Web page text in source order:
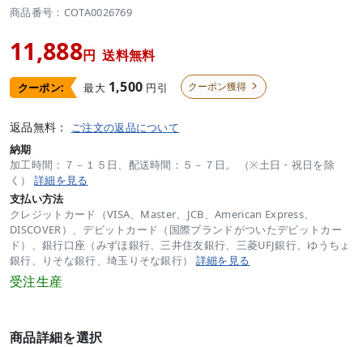
商品番号：COTA0026769
11,888円 送料無料
クーポン: 最大 1,500 円引 クーポン獲得 
返品無料： ご注文の返品について
納期
加工時間：７－１５日、配送時間：５－７日。 （※土日・祝日を除
く） 詳細を見る
支払い方法
クレジットカード（VISA、Master、JCB、American Express、
DISCOVER）、デビットカード（国際ブランドがついたデビットカー
ド）、銀行口座（みずほ銀行、三井住友銀行、三菱UFJ銀行、ゆうちょ
銀行、りそな銀行、埼玉りそな銀行） 詳細を見る
受注生産
商品詳細を選択